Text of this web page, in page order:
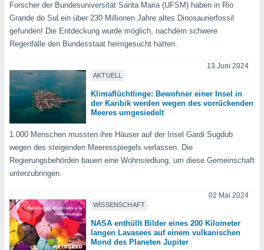
der
Inhalte
Weitere
jederzeit
Sie
Rand
Forscher der Bundesuniversität Santa Maria (UFSM) haben in Rio
Grande do Sul ein über 230 Millionen Jahre altes Dinosaurierfossil
gefunden! Die Entdeckung wurde möglich, nachdem schwere
Regenfälle den Bundesstaat heimgesucht hatten.
AKTUELL
13 Juni 2024
Klimaflüchtlinge: Bewohner einer Insel in
der Karibik werden wegen des vorrückenden
Meeres umgesiedelt
1.000 Menschen mussten ihre Häuser auf der Insel Gardi Sugdub
wegen des steigenden Meeresspiegels verlassen. Die
Regierungsbehörden bauen eine Wohnsiedlung, um diese Gemeinschaft
unterzubringen.
WISSENSCHAFT
02 Mai 2024
NASA enthüllt Bilder eines 200 Kilometer
langen Lavasees auf einem vulkanischen
Mond des Planeten Jupiter